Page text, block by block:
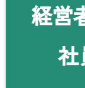
経営
社